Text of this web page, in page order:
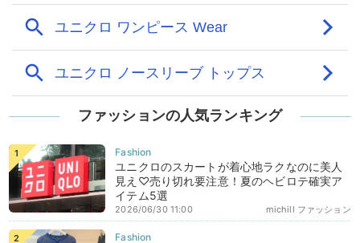
ファッションの人気ランキング
ユニクロのスカートが着心地ラクなのに美人
見え♡売り切れ要注意！夏のヘビロテ確実ア
イテム5選
michill ファッション
2026/06/30 11:00